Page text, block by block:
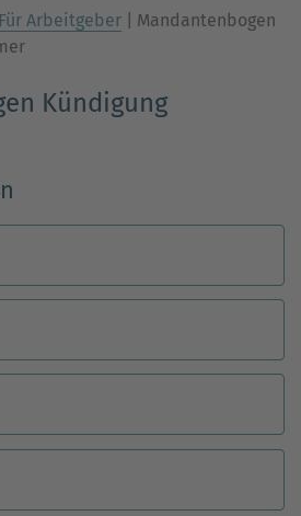
Für Arbeitgeber
Mandantenbogen
Kündigung